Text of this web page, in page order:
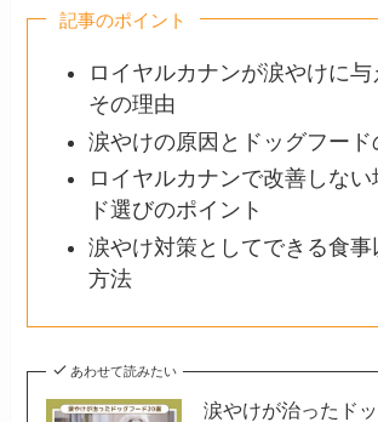
記事のポイント
ロイヤルカナンが涙やけに与
その理由
涙やけの原因とドッグフード
ロイヤルカナンで改善しな
ド選びのポイント
涙やけ対策としてできる食事
方法
あわせて読みたい
涙やけが治ったド